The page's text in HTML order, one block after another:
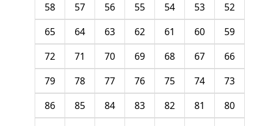
52
53
54
55
56
57
58
59
60
61
62
63
64
65
66
67
68
69
70
71
72
73
74
75
76
77
78
79
80
81
82
83
84
85
86